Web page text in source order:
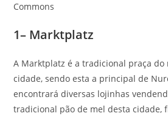
Commons
1– Marktplatz
A Marktplatz é a tradicional praça do
cidade, sendo esta a principal de
encontrará diversas lojinhas
tradicional pão de mel desta cidade,